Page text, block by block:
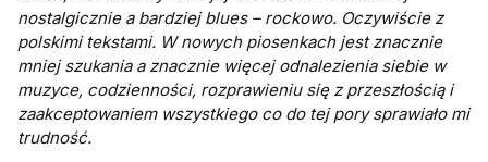
nostalgicznie a bardziej blues – rockowo. Oczywiście z
polskimi tekstami. W nowych piosenkach jest znacznie
mniej szukania a znacznie więcej odnalezienia siebie w
muzyce, codzienności, rozprawieniu się z przeszłością i
zaakceptowaniem wszystkiego co do tej pory sprawiało mi
trudność.